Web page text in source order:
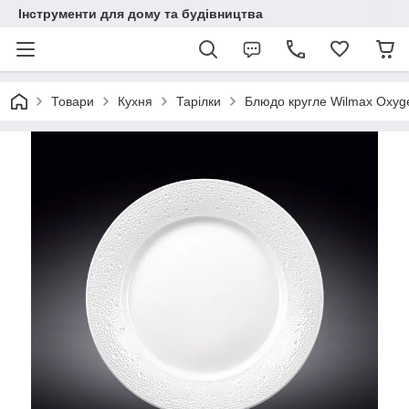
Інструменти для дому та будівництва
Товари Кухня Тарілки Блюдо кругле Wilmax